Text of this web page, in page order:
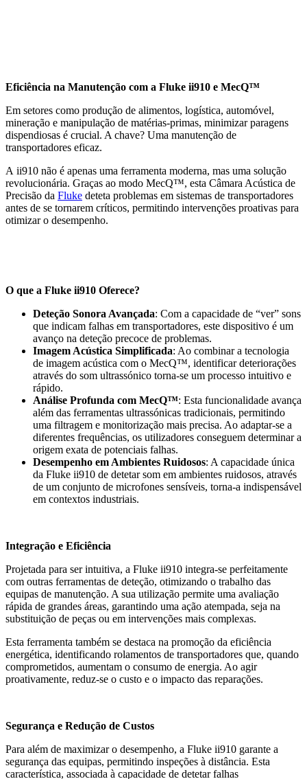
Eficiência na Manutenção com a Fluke ii910 e MecQ™
Em setores como produção de alimentos, logística, automóvel,
mineração e manipulação de matérias-primas, minimizar paragens
dispendiosas é crucial. A chave? Uma manutenção de
transportadores eficaz.
A ii910 não é apenas uma ferramenta moderna, mas uma solução
revolucionária. Graças ao modo MecQ™, esta Câmara Acústica de
Precisão da Fluke deteta problemas em sistemas de transportadores
antes de se tornarem críticos, permitindo intervenções proativas para
otimizar o desempenho.
O que a Fluke ii910 Oferece?
Deteção Sonora Avançada: Com a capacidade de “ver” sons
que indicam falhas em transportadores, este dispositivo é um
avanço na deteção precoce de problemas.
Imagem Acústica Simplificada: Ao combinar a tecnologia
de imagem acústica com o MecQ™, identificar deteriorações
através do som ultrassónico torna-se um processo intuitivo e
rápido.
Análise Profunda com MecQ™: Esta funcionalidade avança
além das ferramentas ultrassónicas tradicionais, permitindo
uma filtragem e monitorização mais precisa. Ao adaptar-se a
diferentes frequências, os utilizadores conseguem determinar a
origem exata de potenciais falhas.
Desempenho em Ambientes Ruidosos: A capacidade única
da Fluke ii910 de detetar som em ambientes ruidosos, através
de um conjunto de microfones sensíveis, torna-a indispensável
em contextos industriais.
Integração e Eficiência
Projetada para ser intuitiva, a Fluke ii910 integra-se perfeitamente
com outras ferramentas de deteção, otimizando o trabalho das
equipas de manutenção. A sua utilização permite uma avaliação
rápida de grandes áreas, garantindo uma ação atempada, seja na
substituição de peças ou em intervenções mais complexas.
Esta ferramenta também se destaca na promoção da eficiência
energética, identificando rolamentos de transportadores que, quando
comprometidos, aumentam o consumo de energia. Ao agir
proativamente, reduz-se o custo e o impacto das reparações.
Segurança e Redução de Custos
Para além de maximizar o desempenho, a Fluke ii910 garante a
segurança das equipas, permitindo inspeções à distância. Esta
característica, associada à capacidade de detetar falhas